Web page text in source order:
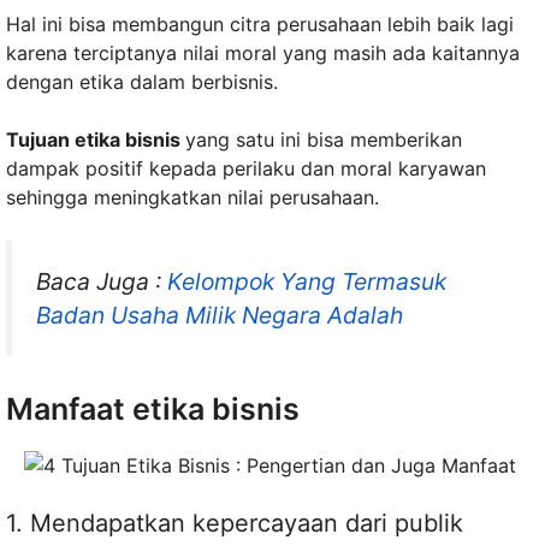
Hal ini bisa membangun citra perusahaan lebih baik lagi
karena terciptanya nilai moral yang masih ada kaitannya
dengan etika dalam berbisnis.
Tujuan etika bisnis yang satu ini bisa memberikan
dampak positif kepada perilaku dan moral karyawan
sehingga meningkatkan nilai perusahaan.
Baca Juga : Kelompok Yang Termasuk
Badan Usaha Milik Negara Adalah
Manfaat etika bisnis
1. Mendapatkan kepercayaan dari publik